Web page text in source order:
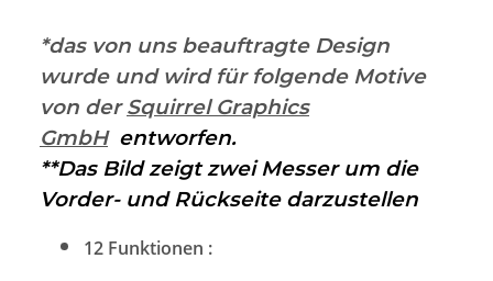
*das von uns beauftragte Design
wurde und wird für folgende Motive
von derSquirrel Graphics
GmbH entworfen.
**Das Bild zeigt zwei Messer um die
Vorder- und Rückseite darzustellen
12 Funktionen :